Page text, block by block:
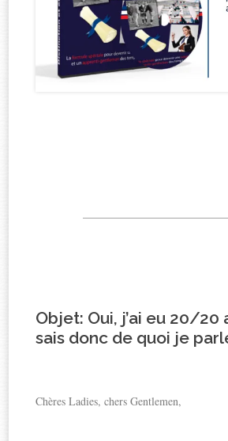
Objet: Oui, j’ai eu 20/20
sais donc de quoi je
Chères Ladies, chers Gentlemen,